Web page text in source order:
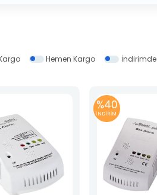
Hemen Kargo İndirimde
%40
İNDİRİM